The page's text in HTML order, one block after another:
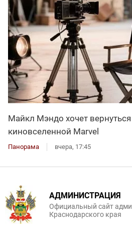
Майкл Мэндо хочет
киновселенной Marvel
Панорама вчера, 17:45
АДМИНИСТРАЦИЯ
Официальный сайт
Краснодарского края